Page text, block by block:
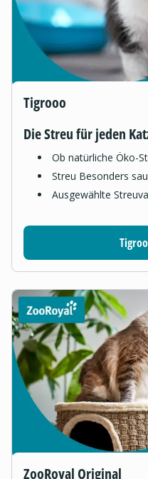
Tigrooo
Die Streu für jeden
Ob natürliche Öko-
Streu Besonders
Ausgewählte
ZooRoyal Original